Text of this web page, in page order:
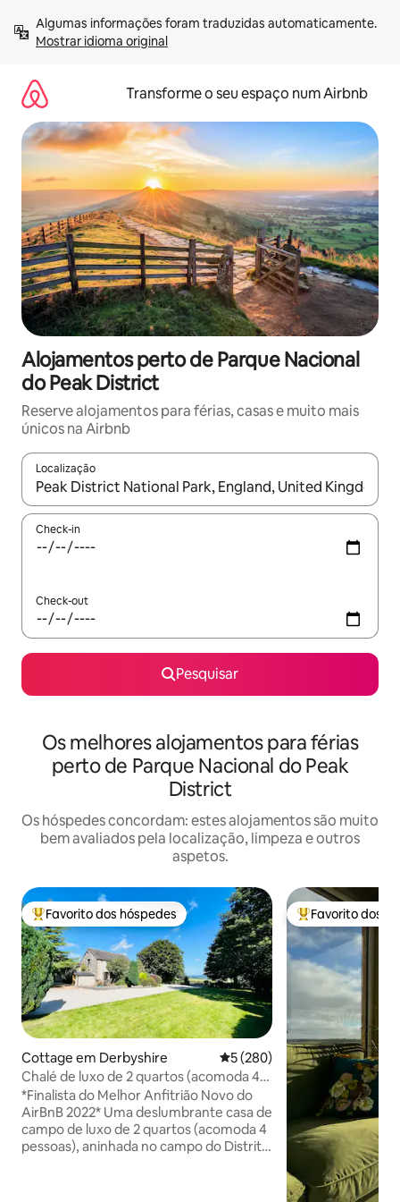
para
Mostrar idioma original
Transforme o seu espaço num Airbnb
Alojamentos perto de Parque Nacional
do Peak District
Reserve alojamentos para férias, casas e muito mais
únicos na Airbnb
Localização
Quando os resultados estiverem disponíveis, navegue com
Check-in
Check-out
Pesquisar
Os melhores alojamentos para férias
perto de Parque Nacional do Peak
District
Os hóspedes concordam: estes alojamentos são muito
bem avaliados pela localização, limpeza e outros
aspetos.
Favoritos dos hóspedes mais apreciados
Favorito dos hóspedes
Cottage em Derbyshire Classificação média de 5 em
5 (280)
Chalé de luxo de 2 quartos (acomoda 4)
com vistas deslumbrantes
*Finalista do Melhor Anfitrião Novo do
AirBnB 2022* Uma deslumbrante casa de
campo de luxo de 2 quartos (acomoda 4
pessoas), aninhada no campo do Distrito
Favoritos dos
Favorito dos